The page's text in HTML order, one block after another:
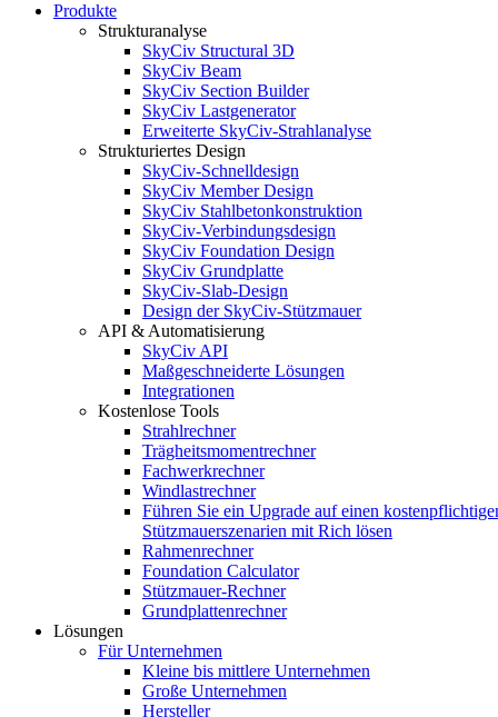
Produkte
Strukturanalyse
SkyCiv Structural 3D
SkyCiv Beam
SkyCiv Section Builder
SkyCiv Lastgenerator
Erweiterte SkyCiv-Strahlanalyse
Strukturiertes Design
SkyCiv-Schnelldesign
SkyCiv Member Design
SkyCiv Stahlbetonkonstruktion
SkyCiv-Verbindungsdesign
SkyCiv Foundation Design
SkyCiv Grundplatte
SkyCiv-Slab-Design
Design der SkyCiv-Stützmauer
API & Automatisierung
SkyCiv API
Maßgeschneiderte Lösungen
Integrationen
Kostenlose Tools
Strahlrechner
Trägheitsmomentrechner
Fachwerkrechner
Windlastrechner
Führen Sie ein Upgrade auf einen
Stützmauerszenarien mit Rich lösen
Rahmenrechner
Foundation Calculator
Stützmauer-Rechner
Grundplattenrechner
Lösungen
Für Unternehmen
Kleine bis mittlere Unternehmen
Große Unternehmen
Hersteller